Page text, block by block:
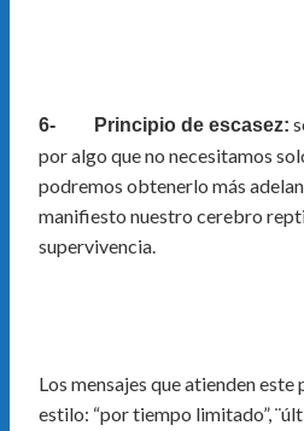
6- Principio de escasez:
por algo que no necesitamos
podremos obtenerlo más
manifiesto nuestro cerebro
supervivencia.
Los mensajes que atienden
estilo: “por tiempo limitado”,